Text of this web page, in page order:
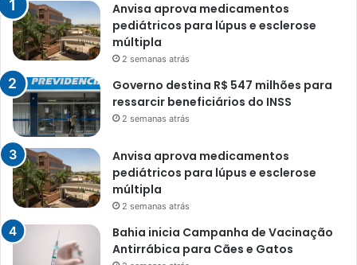
Anvisa aprova medicamentos
pediátricos para lúpus e esclerose
múltipla
2 semanas atrás
Governo destina R$ 547 milhões para
ressarcir beneficiários do INSS
2 semanas atrás
Anvisa aprova medicamentos
pediátricos para lúpus e esclerose
múltipla
2 semanas atrás
Bahia inicia Campanha de Vacinação
Antirrábica para Cães e Gatos